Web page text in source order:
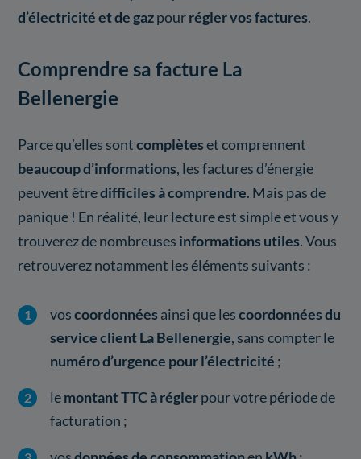
d’électricité et de gazpourrégler vos factures.
Comprendre sa facture La
Bellenergie
Parce qu’elles sontcomplèteset comprennent
beaucoup d’informations, les factures d’énergie
peuvent êtredifficiles à comprendre. Mais pas de
panique ! En réalité, leur lecture est simple et vous y
trouverez de nombreuses informations utiles. Vous
retrouverez notamment les éléments suivants :
voscoordonnées ainsi que lescoordonnées du
service client La Bellenergie, sans compter le
numéro d’urgence pour l’électricité ;
lemontant TTC à réglerpour votre période de
facturation ;